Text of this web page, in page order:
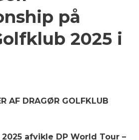
på
2025 i
AF DRAGØR GOLFKLUB
afvikle DP World Tour –